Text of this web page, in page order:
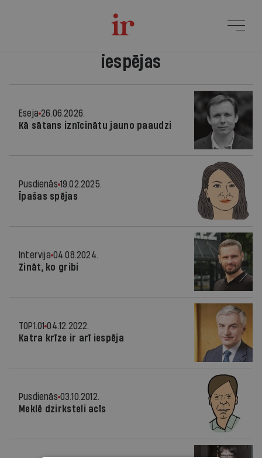
iespējas
Eseja 26.06.2026.
Kā sātans iznīcinātu jauno paaudzi
Pusdienās 19.02.2025.
Īpašas spējas
Intervija 04.08.2024.
Zināt, ko gribi
TOP1.01 04.12.2022.
Katra krīze ir arī iespēja
Pusdienās 03.10.2012.
Meklē dzirksteli acīs